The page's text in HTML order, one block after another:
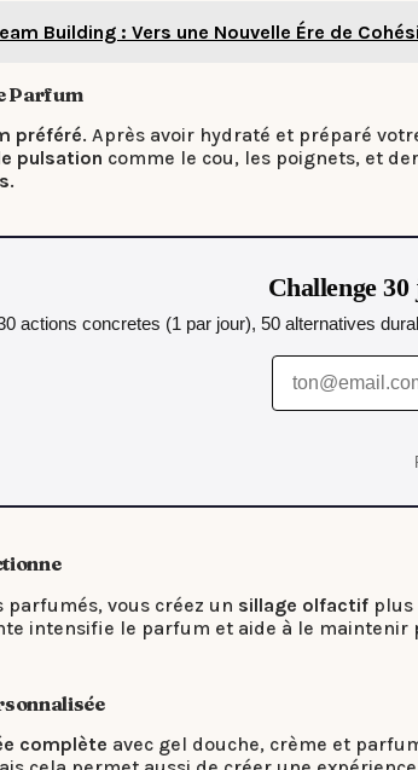
Building : Vers une Nouvelle Ére de
Parfum
préféré. Après avoir hydraté et préparé
pulsation comme le cou, les poignets, et
.
Challenge
actions concretes (1 par jour), 50 alternatives
parfumés, vous créez un sillage olfactif plus
intensifie le parfum et aide à le
complète avec gel douche, crème et